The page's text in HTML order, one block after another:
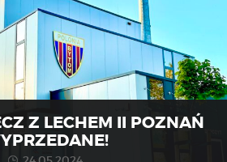
Z LECHEM II POZNAŃ